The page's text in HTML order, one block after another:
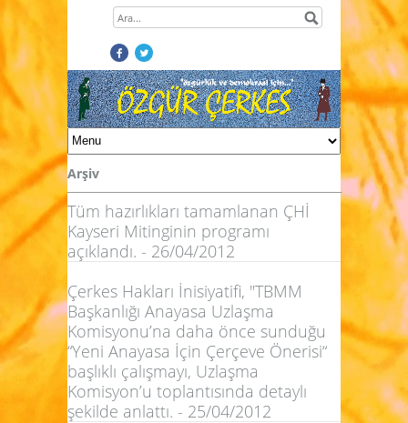
Arşiv
Tüm hazırlıkları tamamlanan ÇHİ
Kayseri Mitinginin programı
açıklandı. - 26/04/2012
Çerkes Hakları İnisiyatifi, "TBMM
Başkanlığı Anayasa Uzlaşma
Komisyonu’na daha önce sunduğu
“Yeni Anayasa İçin Çerçeve Önerisi“
başlıklı çalışmayı, Uzlaşma
Komisyon’u toplantısında detaylı
şekilde anlattı. - 25/04/2012